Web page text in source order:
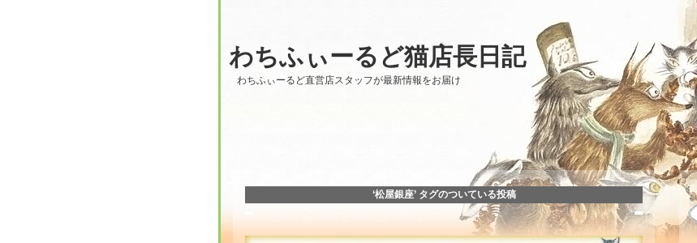
わちふぃーるど猫店長日記
わちふぃーるど直営店スタッフが最新情報をお届け
‘松屋銀座’ タグのついている投稿